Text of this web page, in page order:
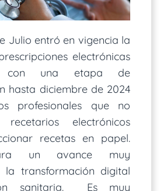
Julio entró en vigencia la
electrónicas
con una etapa de
hasta diciembre de 2024
profesionales que no
electrónicos
recetas en papel.
un avance muy
la transformación digital
sanitaria. Es muy